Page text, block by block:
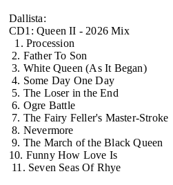
Dallista:
CD1: Queen II - 2026 Mix
1. Procession
2. Father To Son
3. White Queen (As It Began)
4. Some Day One Day
5. The Loser in the End
6. Ogre Battle
7. The Fairy Feller's Master-Stroke
8. Nevermore
9. The March of the Black Queen
10. Funny How Love Is
11. Seven Seas Of Rhye